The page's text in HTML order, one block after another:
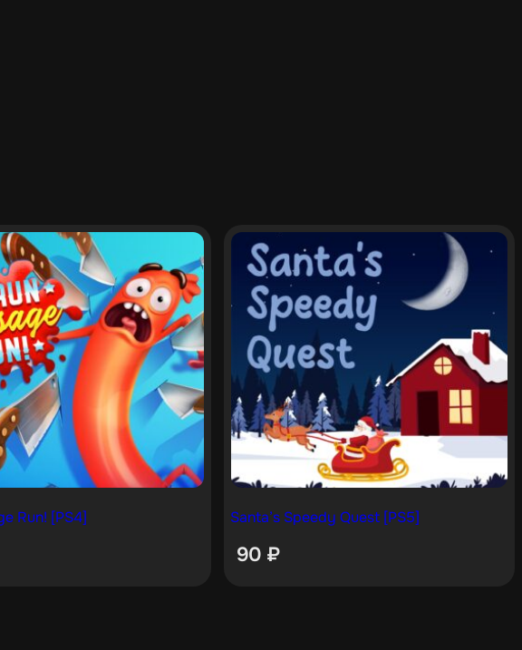
Run! [PS4] Santa’s Speedy Quest [PS5]
90 ₽